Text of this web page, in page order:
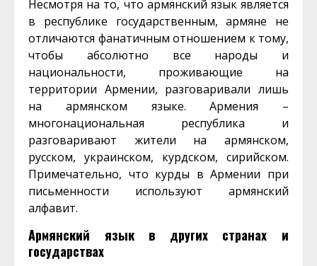
Несмотря на то, что армянский язык является
в республике государственным, армяне не
отличаются фанатичным отношением к тому,
чтобы абсолютно все народы и
национальности, проживающие на
территории Армении, разговаривали лишь
на армянском языке. Армения –
многонациональная республика и
разговаривают жители на армянском,
русском, украинском, курдском, сирийском.
Примечательно, что курды в Армении при
письменности используют армянский
алфавит.
Армянский язык в других странах и
государствах